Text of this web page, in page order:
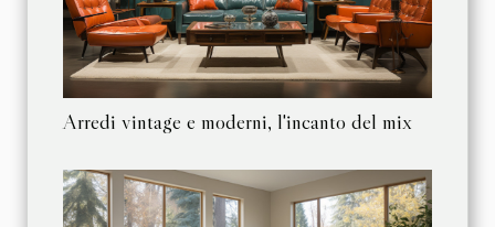
Arredi vintage e moderni, l'incanto del mix